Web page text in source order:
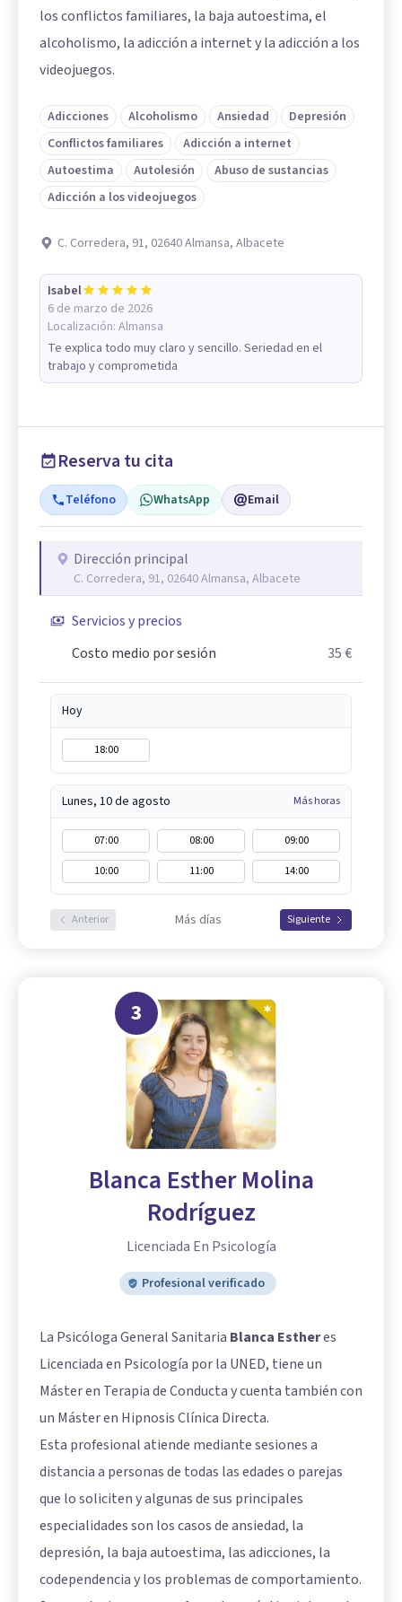
los conflictos familiares, la baja autoestima, el
alcoholismo, la adicción a internet y la adicción a los
videojuegos.
Adicciones Alcoholismo Ansiedad
Depresión
Conflictos familiares
Adicción a internet
Autoestima
Autolesión
Abuso de sustancias
Adicción a los videojuegos
C. Corredera, 91, 02640 Almansa, Albacete
Isabel
6 de marzo de 2026
Localización: Almansa
Te explica todo muy claro y sencillo. Seriedad en el
trabajo y comprometida
Reserva tu cita
Teléfono WhatsApp Email
Dirección principal
C. Corredera, 91, 02640 Almansa, Albacete
Servicios y precios
Costo medio por sesión
35 €
Hoy
18:00
Lunes, 10 de agosto Más horas
07:00 08:00
09:00
10:00
11:00 14:00
Anterior Más días Siguiente
3
Blanca Esther Molina
Rodríguez
Licenciada En Psicología
Profesional verificado
La Psicóloga General Sanitaria Blanca Estheres
Licenciada en Psicología por la UNED, tiene un
Máster en Terapia de Conducta y cuenta también con
un Máster en Hipnosis Clínica Directa.
Esta profesional atiende mediante sesiones a
distancia a personas de todas las edades o parejas
que lo soliciten y algunas de sus principales
especialidades son los casos de ansiedad, la
depresión, la baja autoestima, las adicciones, la
codependencia y los problemas de comportamiento.